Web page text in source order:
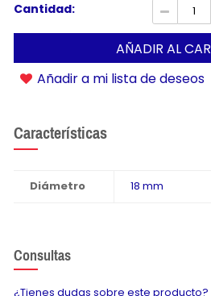
Cantidad:
AÑADIR AL
Añadir a mi lista de deseos
Características
Diámetro 18 mm
Consultas
¿Tienes dudas sobre este producto?